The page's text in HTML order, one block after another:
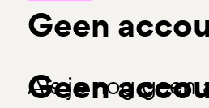
Geen
Als je nog geen
Geen